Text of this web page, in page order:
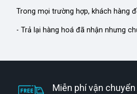
Trong mọi trường hợp, khách hàng
- Trả lại hàng hoá đã nhận nhưng
Miễn phí vận chuyển